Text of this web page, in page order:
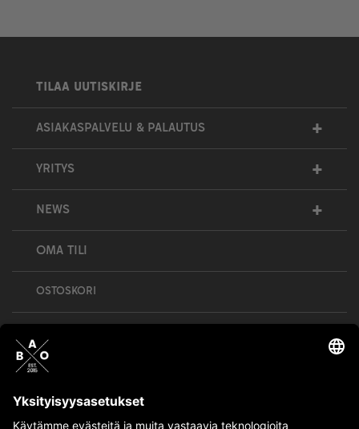
TILAA UUTISKIRJE
ASIAKASPALVELU & PALAUTUS +
YRITYS +
NEWS +
OMA TILI
OSTOSKORI
Bull’s All Out is social – follow us and show
your passion!